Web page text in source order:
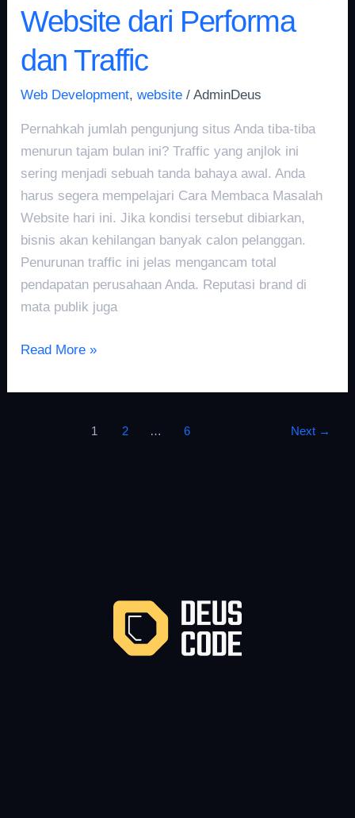
Website dari Performa
dan Traffic
Web Development,website /AdminDeus
Pernahkah jumlah pengunjung situs Anda tiba-tiba
menurun tajam bulan ini? Traffic yang anjlok ini
sering menjadi sebuah tanda bahaya awal. Anda
harus segera mempelajari Cara Membaca Masalah
Website hari ini. Jika kondisi tersebut dibiarkan,
bisnis akan kehilangan banyak calon pelanggan.
Penurunan traffic ini jelas mengancam total
pendapatan perusahaan Anda. Reputasi brand di
mata publik juga
Read More »
1 2 … 6 Next →